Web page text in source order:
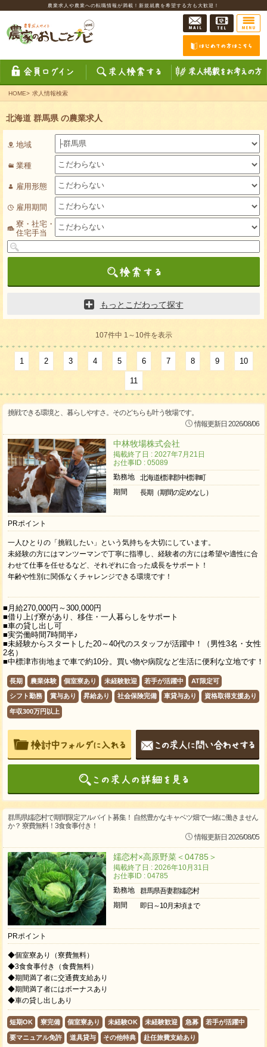
農業求人や農業への転職情報が満載！新規就農を希望する方も大歓迎！
HOME> 求人情報検索
北海道 群馬県 の農業求人
地域
業種
雇用形態
雇用期間
寮・社宅・
住宅手当
もっとこだわって探す
107件中 1～10件を表示
1 2 3 4 5 6 7 8 9 10
11
挑戦できる環境と、暮らしやすさ。そのどちらも叶う牧場です。
情報更新日 2026/08/06
中林牧場株式会社
掲載終了日 : 2027年7月21日
お仕事ID : 05089
勤務地
北海道標津郡中標津町
期間
長期（期間の定めなし）
PRポイント
一人ひとりの「挑戦したい」という気持ちを大切にしています。
未経験の方にはマンツーマンで丁寧に指導し、経験者の方には希望や適性に合
わせて仕事を任せるなど、それぞれに合った成長をサポート！
年齢や性別に関係なくチャレンジできる環境です！
■月給270,000円～300,000円
■借り上げ寮があり、移住・一人暮らしをサポート
■車の貸し出し可
■実労働時間7時間半♪
■未経験からスタートした20～40代のスタッフが活躍中！（男性3名・女性
2名）
■中標津市街地まで車で約10分。買い物や病院など生活に便利な立地です！
長期 農業体験 個室寮あり 未経験歓迎 若手が活躍中 AT限定可
シフト勤務 賞与あり 昇給あり 社会保険完備 車貸与あり 資格取得支援あり
年収300万円以上
群馬県嬬恋村で期間限定アルバイト募集！ 自然豊かなキャベツ畑で一緒に働きません
か？ 寮費無料！3食食事付き！
情報更新日 2026/08/05
嬬恋村×高原野菜＜04785＞
掲載終了日 : 2026年10月31日
お仕事ID : 04785
勤務地
群馬県吾妻郡嬬恋村
期間
即日～10月末頃まで
PRポイント
◆個室寮あり（寮費無料）
◆3食食事付き（食費無料）
◆期間満了者に交通費支給あり
◆期間満了者にはボーナスあり
◆車の貸し出しあり
短期OK 寮完備 個室寮あり 未経験OK 未経験歓迎 急募 若手が活躍中
要マニュアル免許 道具貸与 その他特典 赴任旅費支給あり